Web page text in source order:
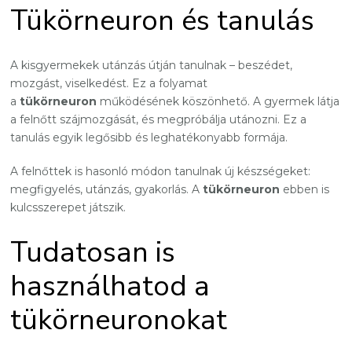
Tükörneuron és tanulás
A kisgyermekek utánzás útján tanulnak – beszédet,
mozgást, viselkedést. Ez a folyamat
atükörneuron működésének köszönhető. A gyermek látja
a felnőtt szájmozgását, és megpróbálja utánozni. Ez a
tanulás egyik legősibb és leghatékonyabb formája.
A felnőttek is hasonló módon tanulnak új készségeket:
megfigyelés, utánzás, gyakorlás. Atükörneuron ebben is
kulcsszerepet játszik.
Tudatosan is
használhatod a
tükörneuronokat